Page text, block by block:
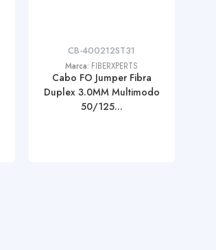
CB-400212ST31
Marca: FIBERXPERTS
Cabo FO Jumper Fibra
Duplex 3.0MM Multimodo
50/125...